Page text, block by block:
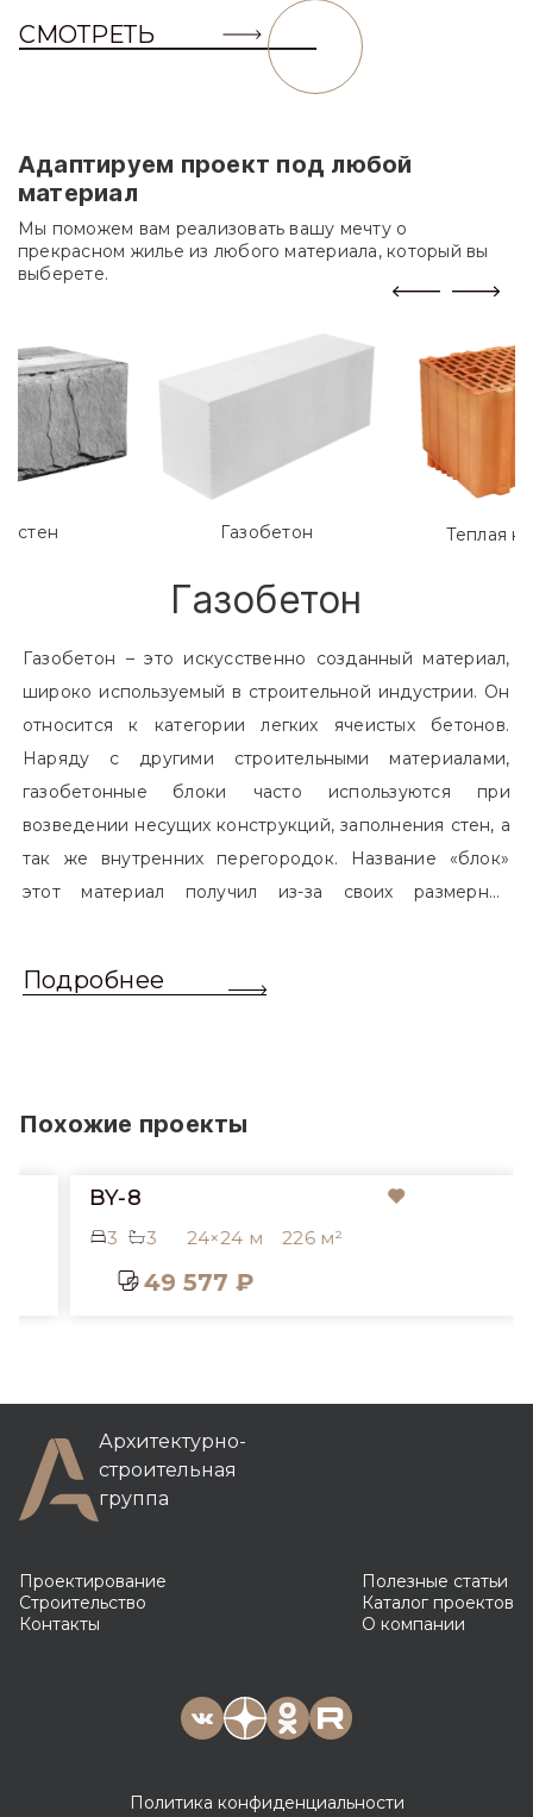
СМОТРЕТЬ
Адаптируем проект под любой
материал
Мы поможем вам реализовать вашу мечту о
прекрасном жилье из любого материала, который вы
выберете.
Газобетон Теплая
Газобетон
Газобетон – это искусственно созданный материал,
широко используемый в строительной индустрии. Он
относится к категории легких ячеистых бетонов.
Наряду с другими строительными материалами,
газобетонные блоки часто используются при
возведении несущих конструкций, заполнения стен, а
так же внутренних перегородок. Название «блок»
этот материал получил из-за своих размерных
обычный одинарный кирпич. Размер блоков различен
Подробнее
Похожие проекты
BY-8
3 3 24×24 м 226 м²
49 577 ₽
Архитектурно-
строительная
группа
Проектирование
Строительство
Контакты
Полезные статьи
Каталог проектов
О компании
Политика конфиденциальности